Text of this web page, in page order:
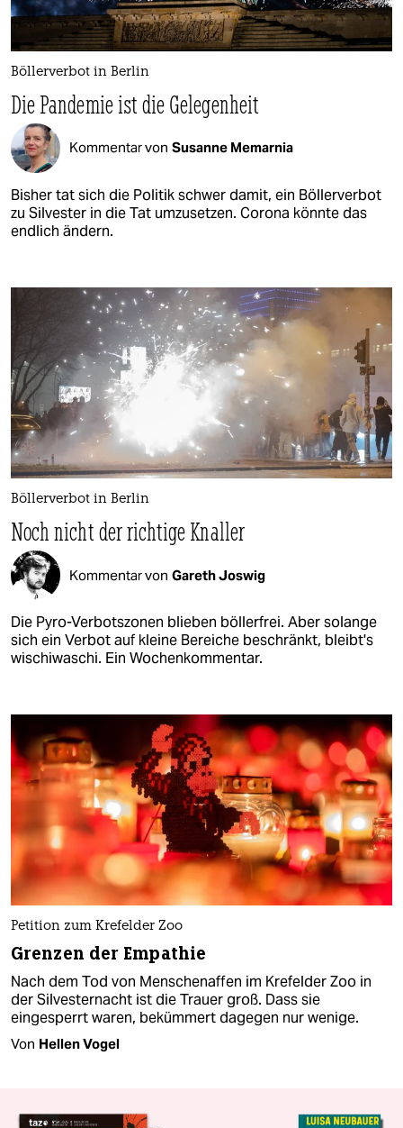
Böllerverbot in Berlin
Die Pandemie ist die Gelegenheit
Kommentar von Susanne Memarnia
Bisher tat sich die Politik schwer damit, ein Böllerverbot
zu Silvester in die Tat umzusetzen. Corona könnte das
endlich ändern.
Böllerverbot in Berlin
Noch nicht der richtige Knaller
Kommentar von Gareth Joswig
Die Pyro-Verbotszonen blieben böllerfrei. Aber solange
sich ein Verbot auf kleine Bereiche beschränkt, bleibt's
wischiwaschi. Ein Wochenkommentar.
Petition zum Krefelder Zoo
Grenzen der Empathie
Nach dem Tod von Menschenaffen im Krefelder Zoo in
der Silvesternacht ist die Trauer groß. Dass sie
eingesperrt waren, bekümmert dagegen nur wenige.
Von Hellen Vogel